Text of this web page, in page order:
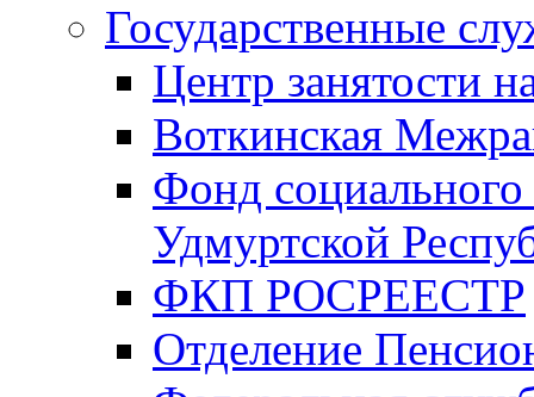
Государственные
Центр занятости
Воткинская
Фонд
Удмуртской
ФКП РОСРЕЕСТР
Отделение